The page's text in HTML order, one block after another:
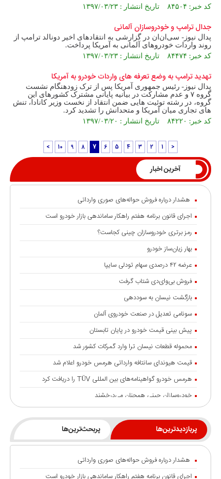
کد خبر: ۸۴۵۰۴ تاریخ انتشار : ۱۳۹۷/۰۳/۲۳
جدال ترامپ و خودروسازان آلمانی
پدال نیوز- سی‌ان‌ان در گزارشی به انتقادهای اخیر دونالد ترامپ از
روند واردات خودروهای آلمانی به آمریکا پرداخت.
کد خبر: ۸۴۴۷۴ تاریخ انتشار : ۱۳۹۷/۰۳/۲۳
تهدید ترامپ به وضع تعرفه های واردات خودرو به آمریکا
پدال نیوز- رئیس جمهوری آمریکا پس از ترک زودهنگام نشست
گروه ۷ و عدم مشارکت در بیانیه پایانی مشترک کشورهای این
گروه، در رشته توئیت هایی ضمن انتقاد از نخست وزیر کانادا، تنش
های تجاری میان آمریکا و متحدانش را تشدید کرد.
کد خبر: ۸۴۲۲۰ تاریخ انتشار : ۱۳۹۷/۰۳/۲۰
<
1
2
3
4
5
6
7
8
9
10
>
آخرین اخبار
هشدار درباره فروش حواله‌های صوری وارداتی
اجرای قانون برنامه هفتم راهکار ساماندهی بازار خودرو است
رمز برتری خودروسازان چینی کجاست؟
بهار زیان‌ساز خودرو
عرضه ۴۲ درصدی سهام تودلی سایپا
فروش بی‌وای‌دی شتاب گرفت
بازگشت نیسان به سوددهی
سونامی تعدیل در صنعت خودروی آلمان
پیش بینی قیمت خودرو در پایان تابستان
محموله قطعات نیسان ترا وارد گمرکات کشور شد
قیمت هیوندای سانتافه وارداتی هرمس خودرو اعلام شد
هرمس خودرو گواهینامه‌های بین المللی TÜV را دریافت کرد
خودروسازان چینی همچنان می‌درخشند
شایعه گرانی بنزین، قیمت خودروهای برقی را بالا برد
انتقال تورم خودرو به بازار خدمات
جزئیات تردد خودرو با پلاک منطقه آزاد انزلی
پربازدیدترین‌ها پربحث‌ترین‌ها
هشدار درباره فروش حواله‌های صوری وارداتی
اجرای قانون برنامه هفتم راهکار ساماندهی بازار خودرو است